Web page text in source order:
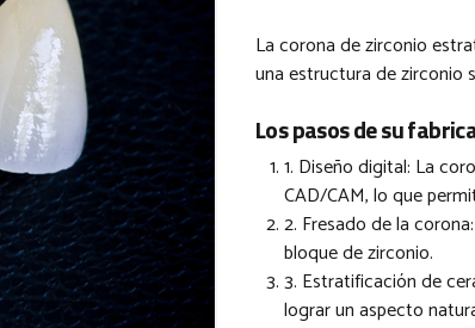
La corona de zirconio
una estructura de zirconio
Los pasos de su
1. Diseño digital: La
CAD/CAM, lo que
2. Fresado de la
bloque de zirconio.
3. Estratificación de
lograr un aspecto